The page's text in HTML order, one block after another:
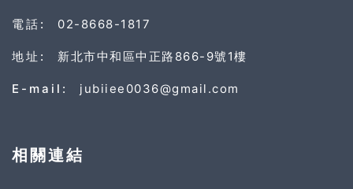
電話: 02-8668-1817
地址: 新北市中和區中正路866-9號1樓
E-mail: jubiiee0036@gmail.com
相關連結